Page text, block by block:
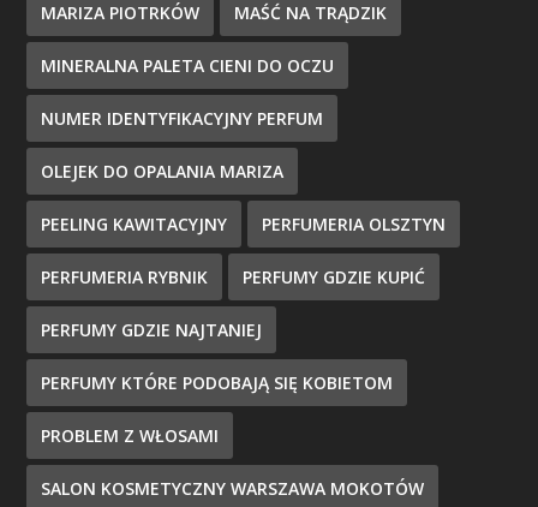
MARIZA PIOTRKÓW MAŚĆ NA TRĄDZIK
MINERALNA PALETA CIENI DO OCZU
NUMER IDENTYFIKACYJNY PERFUM
OLEJEK DO OPALANIA MARIZA
PEELING KAWITACYJNY PERFUMERIA OLSZTYN
PERFUMERIA RYBNIK PERFUMY GDZIE KUPIĆ
PERFUMY GDZIE NAJTANIEJ
PERFUMY KTÓRE PODOBAJĄ SIĘ KOBIETOM
PROBLEM Z WŁOSAMI
SALON KOSMETYCZNY WARSZAWA MOKOTÓW